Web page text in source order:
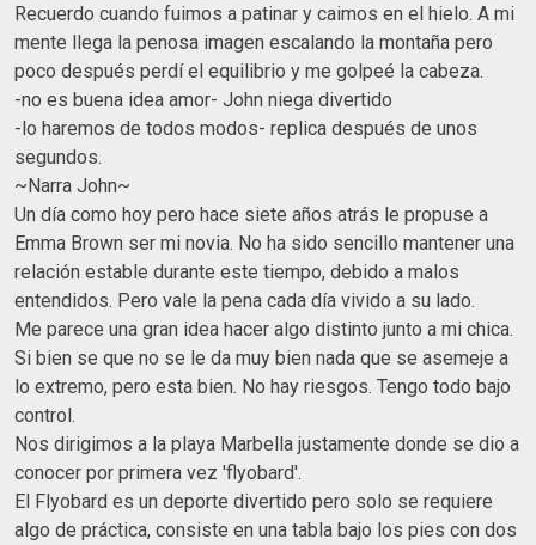
Recuerdo cuando fuimos a patinar y caimos en el hielo. A mi
mente llega la penosa imagen escalando la montaña pero
poco después perdí el equilibrio y me golpeé la cabeza.
-no es buena idea amor- John niega divertido
-lo haremos de todos modos- replica después de unos
segundos.
~Narra John~
Un día como hoy pero hace siete años atrás le propuse a
Emma Brown ser mi novia. No ha sido sencillo mantener una
relación estable durante este tiempo, debido a malos
entendidos. Pero vale la pena cada día vivido a su lado.
Me parece una gran idea hacer algo distinto junto a mi chica.
Si bien se que no se le da muy bien nada que se asemeje a
lo extremo, pero esta bien. No hay riesgos. Tengo todo bajo
control.
Nos dirigimos a la playa Marbella justamente donde se dio a
conocer por primera vez 'flyobard'.
El Flyobard es un deporte divertido pero solo se requiere
algo de práctica, consiste en una tabla bajo los pies con dos